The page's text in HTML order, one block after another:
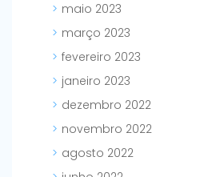
maio 2023
março 2023
fevereiro 2023
janeiro 2023
dezembro 2022
novembro 2022
agosto 2022